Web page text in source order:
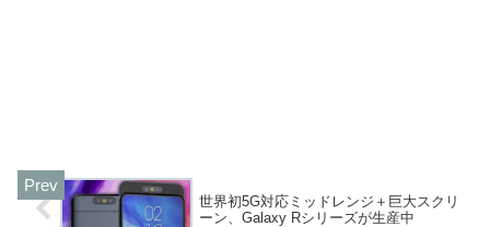
世界初5G対応ミッドレンジ＋巨大スクリ
ーン、Galaxy Rシリーズが生産中